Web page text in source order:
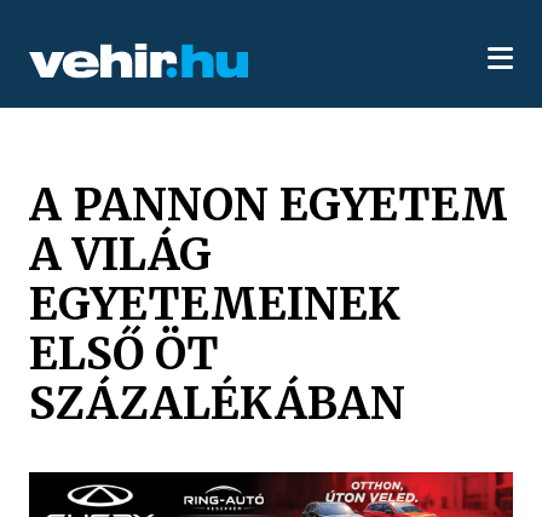
A PANNON EGYETEM
A VILÁG
EGYETEMEINEK
ELSŐ ÖT
SZÁZALÉKÁBAN